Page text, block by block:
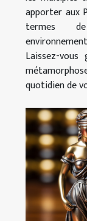
apporter aux
termes
Laissez-
quotidien de